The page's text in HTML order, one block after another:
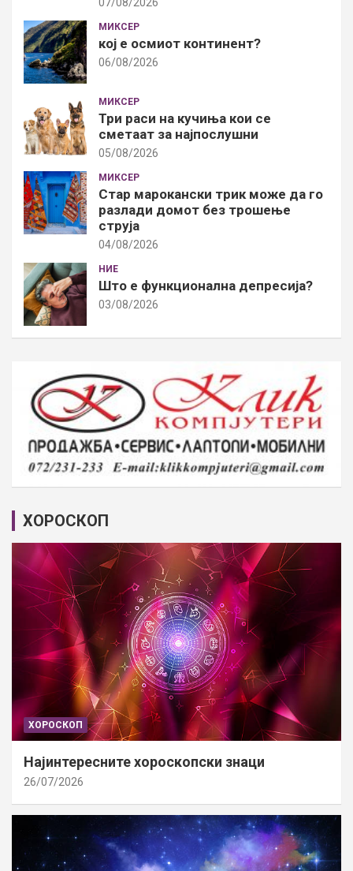
МИКСЕР
кој е осмиот континент?
06/08/2026
МИКСЕР
Три раси на кучиња кои се
сметаат за најпослушни
05/08/2026
МИКСЕР
Стар марокански трик може да го
разлади домот без трошење
струја
04/08/2026
НИЕ
Што е функционална депресија?
03/08/2026
ХОРОСКОП
ХОРОСКОП
Најинтересните хороскопски знаци
26/07/2026